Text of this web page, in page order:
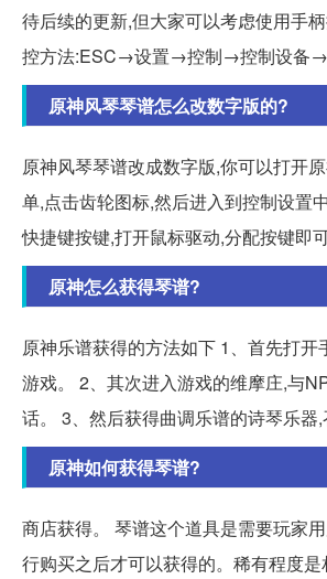
待后续的更新,但大家可以考虑使用手
控方法:ESC→设置→控制→控制设备→
原神风琴琴谱怎么改数字版的?
原神风琴琴谱改成数字版,你可以打开
单,点击齿轮图标,然后进入到控制设置
快捷键按键,打开鼠标驱动,分配按键即可
原神怎么获得琴谱?
原神乐谱获得的方法如下 1、首先打开
游戏。 2、其次进入游戏的维摩庄,与
话。 3、然后获得曲调乐谱的诗琴乐器,
原神如何获得琴谱?
商店获得。 琴谱这个道具是需要玩家
行购买之后才可以获得的。稀有程度